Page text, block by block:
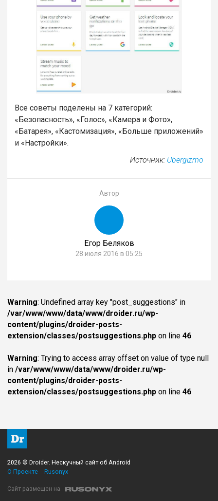
Все советы поделены на 7 категорий:
«Безопасность», «Голос», «Камера и Фото»,
«Батарея», «Кастомизация», «Больше приложений»
и «Настройки».
Источник: Ubergizmo
Автор
Егор Беляков
28 июля 2016 в 05:25
Warning: Undefined array key "post_suggestions" in
/var/www/www/data/www/droider.ru/wp-
content/plugins/droider-posts-
extension/classes/postsuggestions.php on line 46
Warning: Trying to access array offset on value of type null
in /var/www/www/data/www/droider.ru/wp-
content/plugins/droider-posts-
extension/classes/postsuggestions.php on line 46
2026 © Droider. Нескучный сайт об Android
О Проекте
Rusonyx
Сайт размещен на